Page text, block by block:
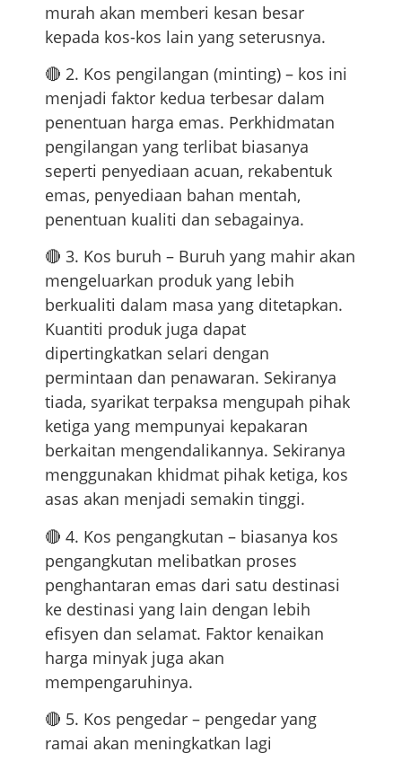
murah akan memberi kesan besar
kepada kos-kos lain yang seterusnya.
🔴 2. Kos pengilangan (minting) – kos ini
menjadi faktor kedua terbesar dalam
penentuan harga emas. Perkhidmatan
pengilangan yang terlibat biasanya
seperti penyediaan acuan, rekabentuk
emas, penyediaan bahan mentah,
penentuan kualiti dan sebagainya.
🔴 3. Kos buruh – Buruh yang mahir akan
mengeluarkan produk yang lebih
berkualiti dalam masa yang ditetapkan.
Kuantiti produk juga dapat
dipertingkatkan selari dengan
permintaan dan penawaran. Sekiranya
tiada, syarikat terpaksa mengupah pihak
ketiga yang mempunyai kepakaran
berkaitan mengendalikannya. Sekiranya
menggunakan khidmat pihak ketiga, kos
asas akan menjadi semakin tinggi.
🔴 4. Kos pengangkutan – biasanya kos
pengangkutan melibatkan proses
penghantaran emas dari satu destinasi
ke destinasi yang lain dengan lebih
efisyen dan selamat. Faktor kenaikan
harga minyak juga akan
mempengaruhinya.
🔴 5. Kos pengedar – pengedar yang
ramai akan meningkatkan lagi